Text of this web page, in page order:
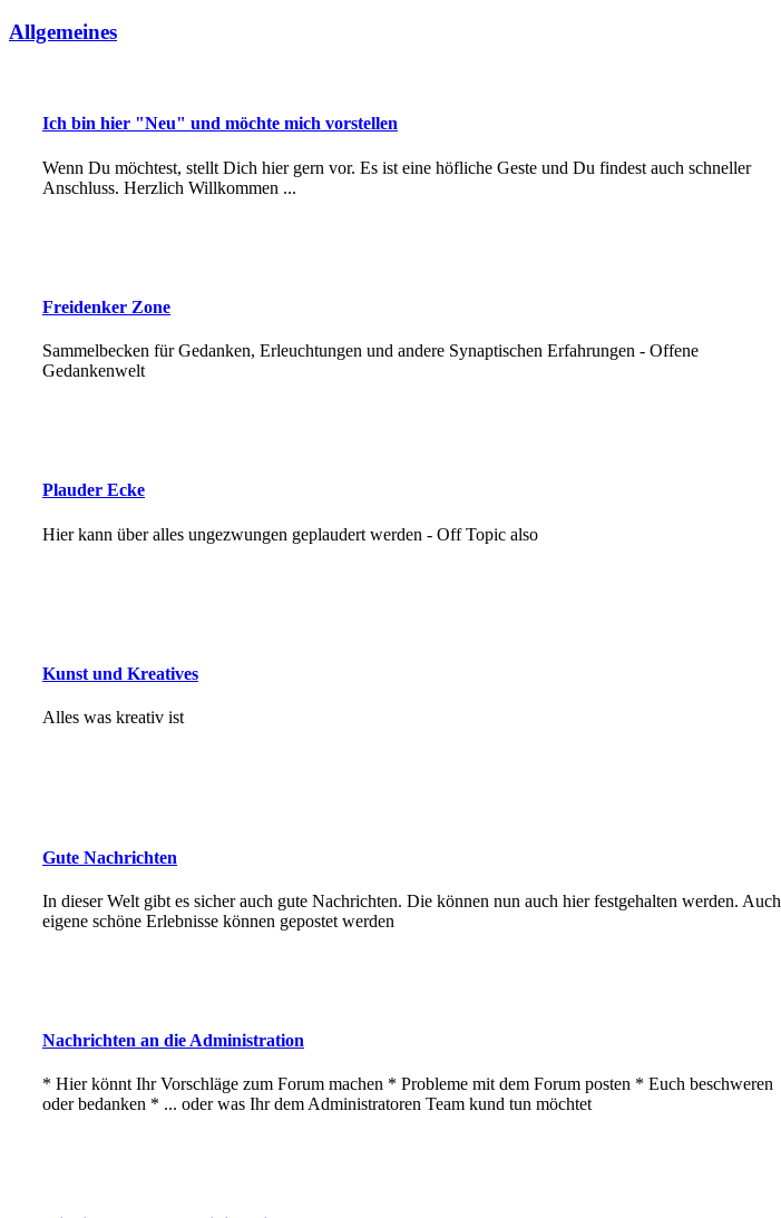
Allgemeines
Ich bin hier "Neu" und möchte mich vorstellen
Wenn Du möchtest, stellt Dich hier gern vor. Es ist eine höfliche Geste und Du findest auch schneller
Anschluss. Herzlich Willkommen ...
Freidenker Zone
Sammelbecken für Gedanken, Erleuchtungen und andere Synaptischen Erfahrungen - Offene
Gedankenwelt
Plauder Ecke
Hier kann über alles ungezwungen geplaudert werden - Off Topic also
Kunst und Kreatives
Alles was kreativ ist
Gute Nachrichten
In dieser Welt gibt es sicher auch gute Nachrichten. Die können nun auch hier festgehalten werden. Auch
eigene schöne Erlebnisse können gepostet werden
Nachrichten an die Administration
* Hier könnt Ihr Vorschläge zum Forum machen * Probleme mit dem Forum posten * Euch beschweren
oder bedanken * ... oder was Ihr dem Administratoren Team kund tun möchtet